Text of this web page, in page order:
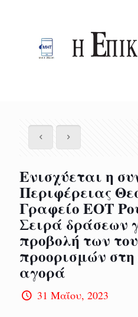
Ενισχύεται η
Περιφέρειας
Γραφείο ΕΟΤ
Σειρά δράσεων
προβολή των
προορισμών
αγορά
31 Μαΐου, 2023